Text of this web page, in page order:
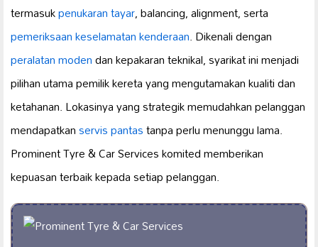
termasukpenukaran tayar, balancing, alignment, serta
pemeriksaan keselamatan kenderaan. Dikenali dengan
peralatan modendan kepakaran teknikal, syarikat ini menjadi
pilihan utama pemilik kereta yang mengutamakan kualiti dan
ketahanan. Lokasinya yang strategik memudahkan pelanggan
mendapatkanservis pantastanpa perlu menunggu lama.
Prominent Tyre & Car Services komited memberikan
kepuasan terbaik kepada setiap pelanggan.